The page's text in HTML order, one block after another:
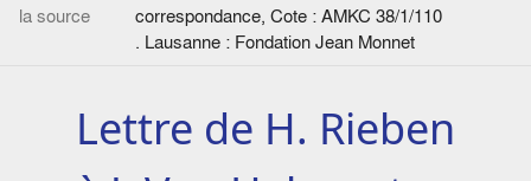
la source
correspondance, Cote : AMKC 38/1/110
. Lausanne : Fondation Jean Monnet
Lettre de H. Rieben